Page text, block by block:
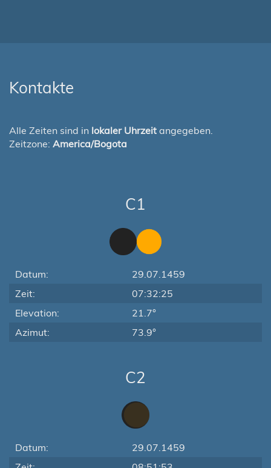
Kontakte
Alle Zeiten sind in lokaler Uhrzeit angegeben.
Zeitzone: America/Bogota
C1
Datum:
29.07.1459
Zeit:
07:32:25
Elevation:
21.7°
Azimut:
73.9°
C2
Datum:
29.07.1459